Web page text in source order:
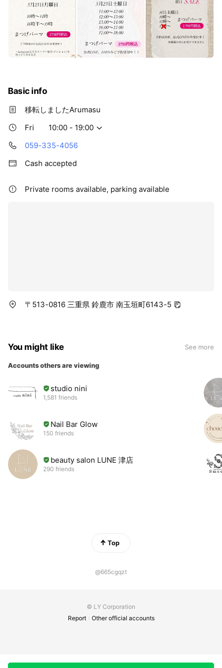
Basic info
移転しましたArumasu
Fri
10:00 - 19:00
059-335-4056
Cash accepted
Private rooms available, parking available
〒513-0816 三重県 鈴鹿市 南玉垣町6143-5
You might like See more
Accounts others are viewing
studio nini
1,581 friends
Nail Bar Glow
150 friends
beauty salon LUNE 津店
290 friends
Top
@665cgqzt
© LY Corporation
Report
Other official accounts